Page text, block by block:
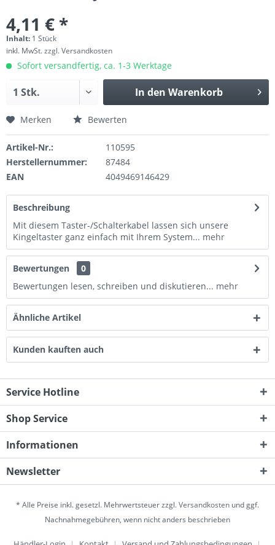
4,11 € *
Inhalt: 1 Stück
inkl. MwSt.zzgl. Versandkosten
Sofort versandfertig, ca. 1-3 Werktage
In den Warenkorb
Merken Bewerten
Artikel-Nr.:
110595
Herstellernummer:
87484
EAN
4049469146429
Beschreibung
Mit diesem Taster-/Schalterkabel lassen sich unsere
Kingeltaster ganz einfach mit Ihrem System... mehr
Bewertungen
0
Bewertungen lesen, schreiben und diskutieren... mehr
Ähnliche Artikel
Kunden kauften auch
Service Hotline
Shop Service
Informationen
Newsletter
* Alle Preise inkl. gesetzl. Mehrwertsteuer zzgl.Versandkosten und ggf.
Nachnahmegebühren, wenn nicht anders beschrieben